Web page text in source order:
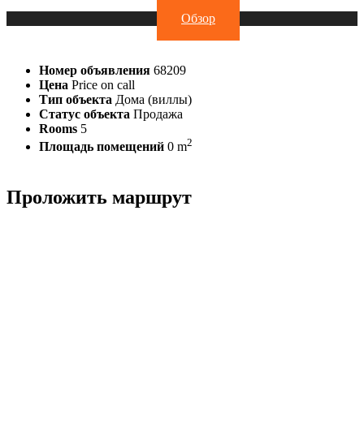
Обзор
Номер объявления 68209
Цена Price on call
Тип объекта Дома (виллы)
Статус объекта Продажа
Rooms 5
Площадь помещений 0 m2
Проложить маршрут